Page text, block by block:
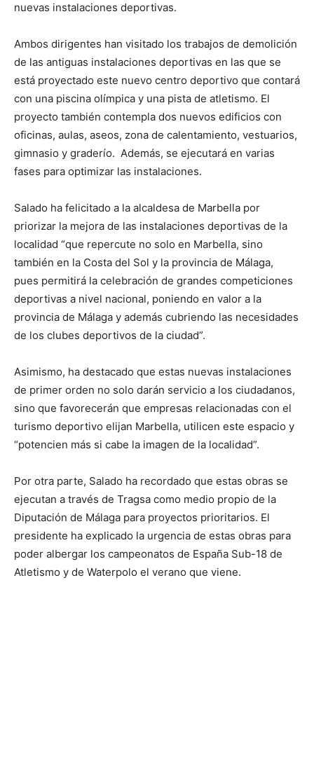
nuevas instalaciones deportivas.
Ambos dirigentes han visitado los trabajos de demolición
de las antiguas instalaciones deportivas en las que se
está proyectado este nuevo centro deportivo que contará
con una piscina olímpica y una pista de atletismo. El
proyecto también contempla dos nuevos edificios con
oficinas, aulas, aseos, zona de calentamiento, vestuarios,
gimnasio y graderío. Además, se ejecutará en varias
fases para optimizar las instalaciones.
Salado ha felicitado a la alcaldesa de Marbella por
priorizar la mejora de las instalaciones deportivas de la
localidad “que repercute no solo en Marbella, sino
también en la Costa del Sol y la provincia de Málaga,
pues permitirá la celebración de grandes competiciones
deportivas a nivel nacional, poniendo en valor a la
provincia de Málaga y además cubriendo las necesidades
de los clubes deportivos de la ciudad”.
Asimismo, ha destacado que estas nuevas instalaciones
de primer orden no solo darán servicio a los ciudadanos,
sino que favorecerán que empresas relacionadas con el
turismo deportivo elijan Marbella, utilicen este espacio y
“potencien más si cabe la imagen de la localidad”.
Por otra parte, Salado ha recordado que estas obras se
ejecutan a través de Tragsa como medio propio de la
Diputación de Málaga para proyectos prioritarios. El
presidente ha explicado la urgencia de estas obras para
poder albergar los campeonatos de España Sub-18 de
Atletismo y de Waterpolo el verano que viene.